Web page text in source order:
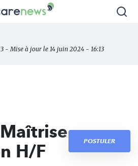
- Mise à jour le 14 juin 2024 - 16:13
H/F
POSTULER